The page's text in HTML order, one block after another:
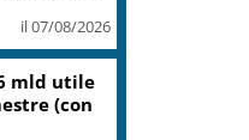
il 07/08/2026
mld utile
(con